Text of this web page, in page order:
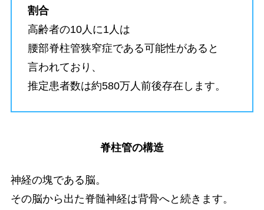
割合
高齢者の10人に1人は
腰部脊柱管狭窄症である可能性があると
言われており、
推定患者数は約580万人前後存在します。
脊柱管の構造
神経の塊である脳。
その脳から出た脊髄神経は背骨へと続きます。